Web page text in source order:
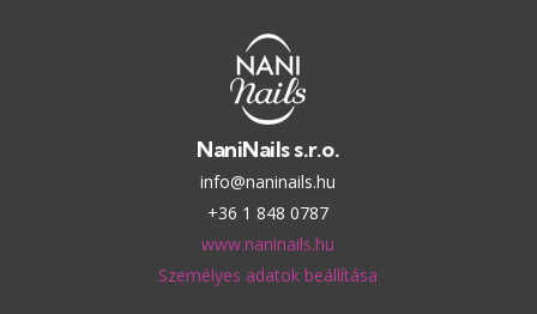
NaniNails s.r.o.
info@naninails.hu
+36 1 848 0787
www.naninails.hu
Személyes adatok beállítása